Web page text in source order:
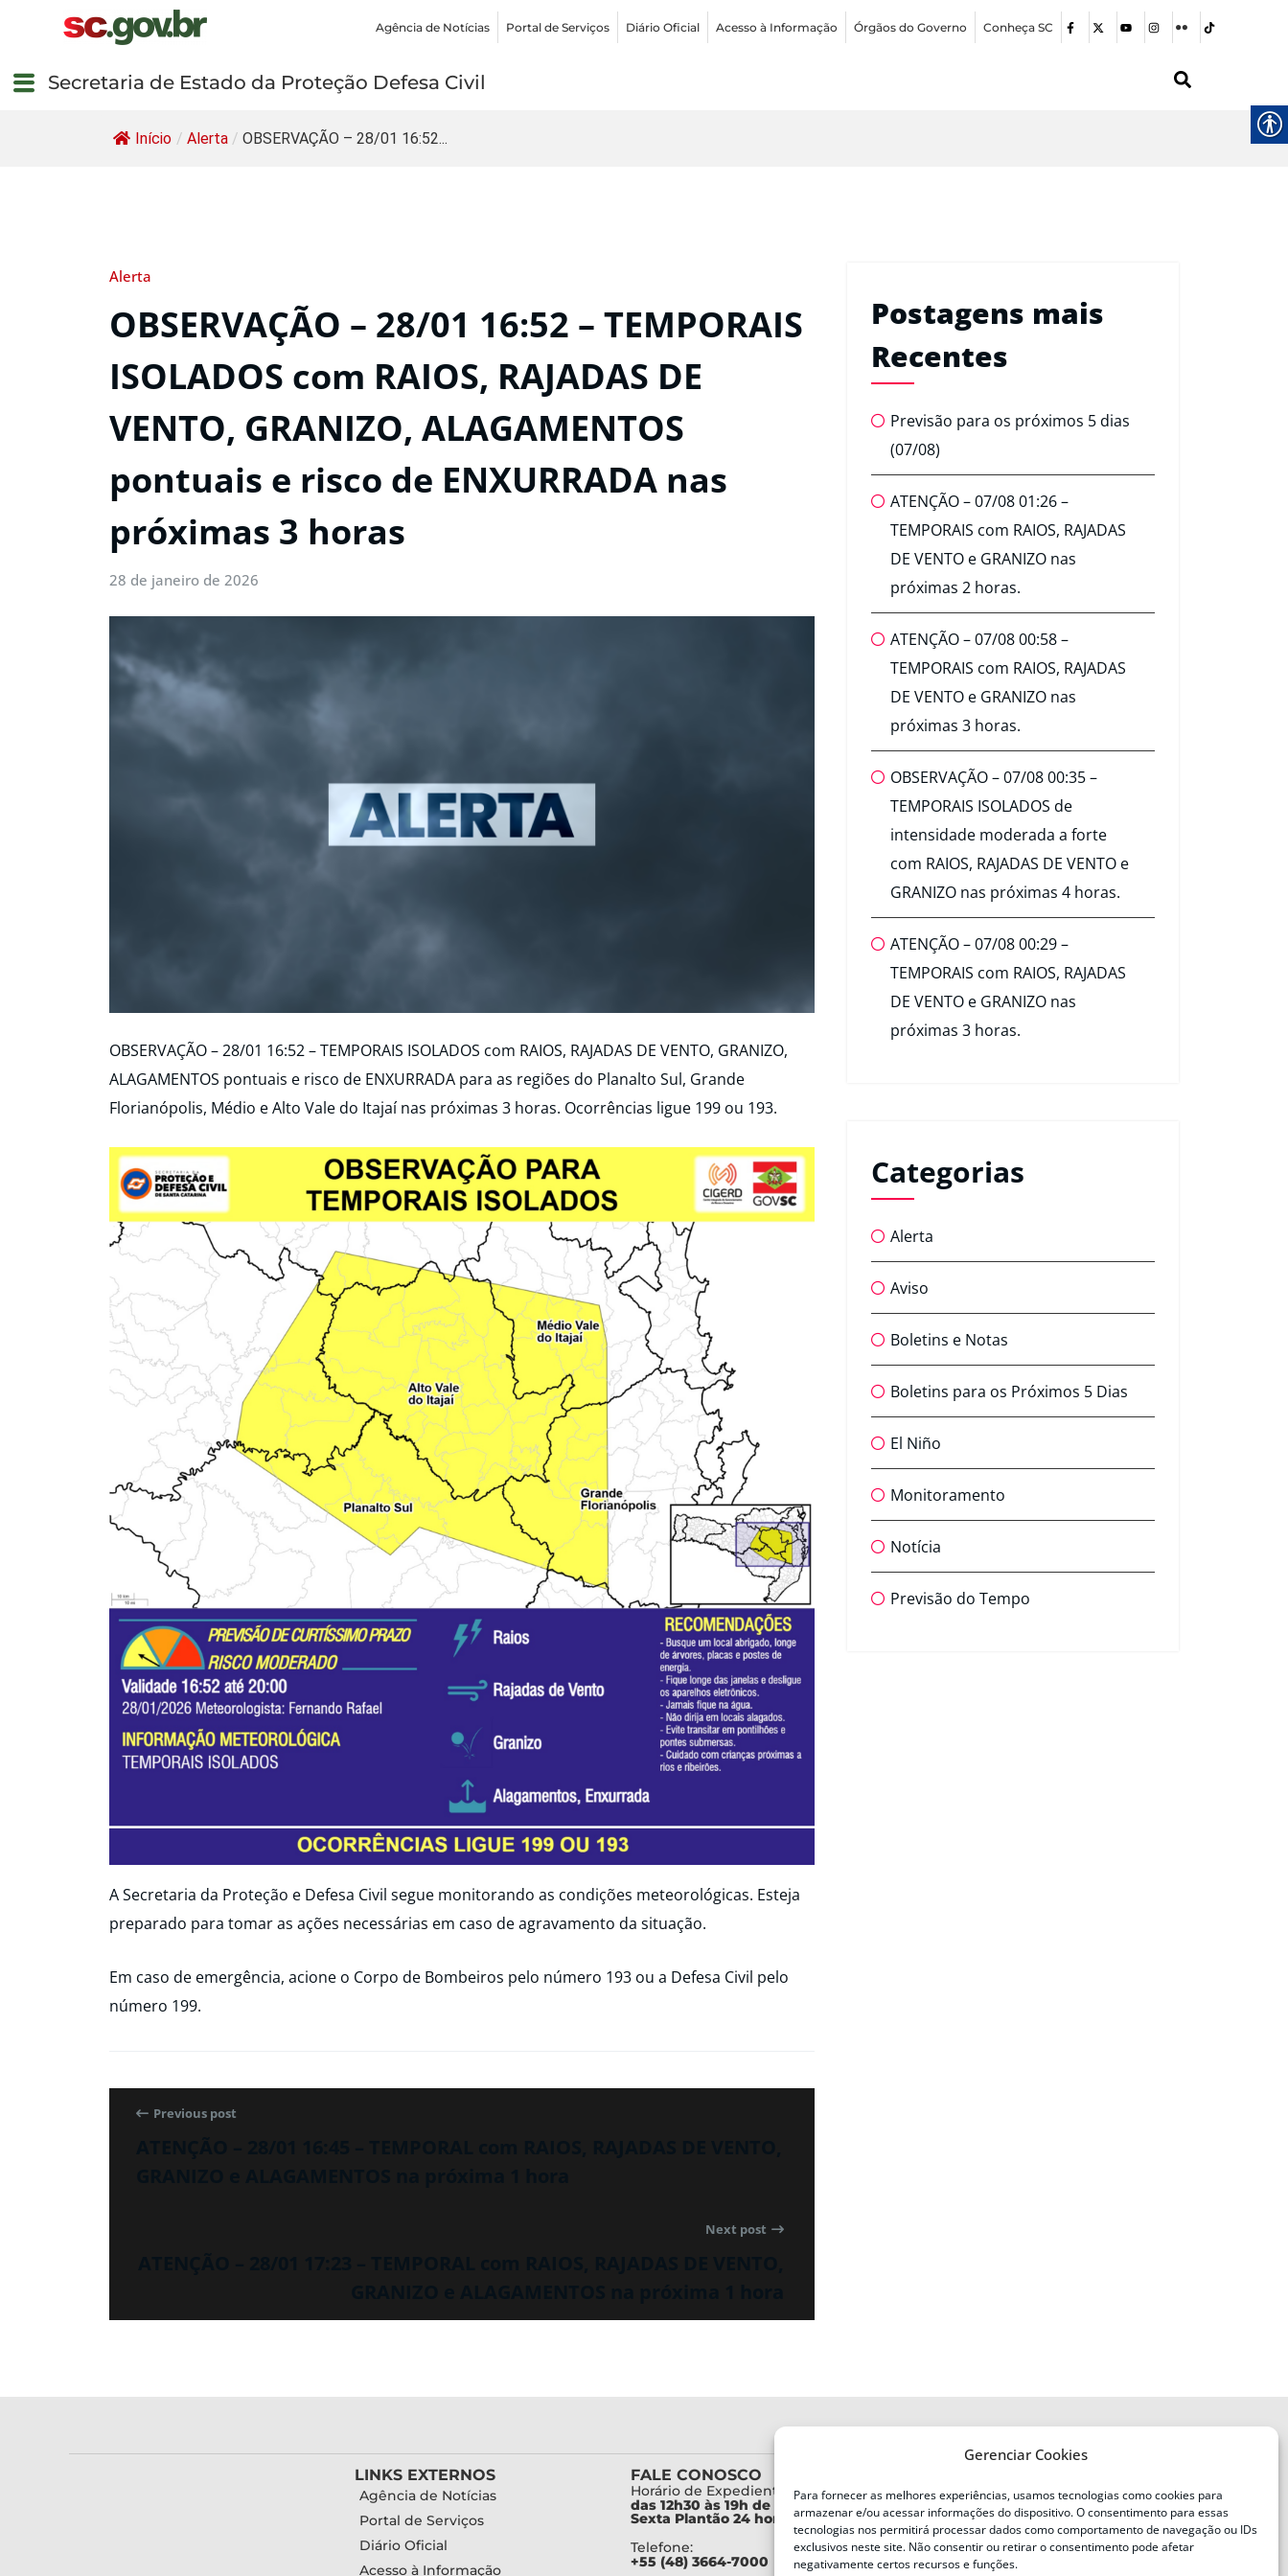
Gerenciar Cookies
Para fornecer as melhores experiências, usamos tecnologias como cookies para
armazenar e/ou acessar informações do dispositivo. O consentimento para essas
tecnologias nos permitirá processar dados como comportamento de navegação ou IDs
exclusivos neste site. Não consentir ou retirar o consentimento pode afetar
negativamente certos recursos e funções.
Agência de Notícias Portal de Serviços Diário Oficial Acesso à Informação Órgãos do Governo Conheça SC
Secretaria de Estado da Proteção Defesa Civil
Início / Alerta / OBSERVAÇÃO – 28/01 16:52...
Alerta
OBSERVAÇÃO – 28/01 16:52 – TEMPORAIS
ISOLADOS com RAIOS, RAJADAS DE
VENTO, GRANIZO, ALAGAMENTOS
pontuais e risco de ENXURRADA nas
próximas 3 horas
28 de janeiro de 2026
OBSERVAÇÃO – 28/01 16:52 – TEMPORAIS ISOLADOS com RAIOS, RAJADAS DE VENTO, GRANIZO,
ALAGAMENTOS pontuais e risco de ENXURRADA para as regiões do Planalto Sul, Grande
Florianópolis, Médio e Alto Vale do Itajaí nas próximas 3 horas. Ocorrências ligue 199 ou 193.
A Secretaria da Proteção e Defesa Civil segue monitorando as condições meteorológicas. Esteja
preparado para tomar as ações necessárias em caso de agravamento da situação.
Em caso de emergência, acione o Corpo de Bombeiros pelo número 193 ou a Defesa Civil pelo
número 199.
Previous post
Next post
Postagens mais
Recentes
Previsão para os próximos 5 dias
(07/08)
ATENÇÃO – 07/08 01:26 –
TEMPORAIS com RAIOS, RAJADAS
DE VENTO e GRANIZO nas
próximas 2 horas.
ATENÇÃO – 07/08 00:58 –
TEMPORAIS com RAIOS, RAJADAS
DE VENTO e GRANIZO nas
próximas 3 horas.
OBSERVAÇÃO – 07/08 00:35 –
TEMPORAIS ISOLADOS de
intensidade moderada a forte
com RAIOS, RAJADAS DE VENTO e
GRANIZO nas próximas 4 horas.
ATENÇÃO – 07/08 00:29 –
TEMPORAIS com RAIOS, RAJADAS
DE VENTO e GRANIZO nas
próximas 3 horas.
Categorias
Alerta
Aviso
Boletins e Notas
Boletins para os Próximos 5 Dias
El Niño
Monitoramento
Notícia
Previsão do Tempo
LINKS EXTERNOS
Agência de Notícias
Portal de Serviços
Diário Oficial
Acesso à Informação
FALE CONOSCO
Horário de Expediente:
das 12h30 às 19h de Segunda a
Sexta Plantão 24 horas diariamente
Telefone:
+55 (48) 3664-7000
Defesa Civil do Estado de Santa
Catarina
Av. Ivo Silveira, nº 2320
Bairro:
Capoeiras, Florianópolis, SC